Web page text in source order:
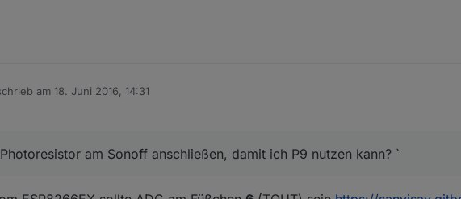
am 18. Juni 2016, 14:31
editiert von
am Sonoff anschließen, damit ich P9 nutzen kann? `